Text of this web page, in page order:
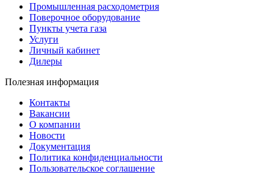
Промышленная расходометрия
Поверочное оборудование
Пункты учета газа
Услуги
Личный кабинет
Дилеры
Полезная информация
Контакты
Вакансии
О компании
Новости
Документация
Политика конфиденциальности
Пользовательское соглашение